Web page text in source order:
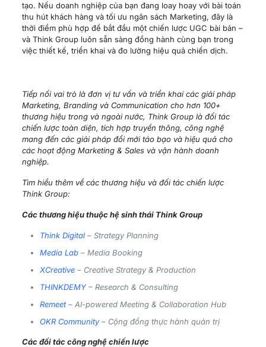
tạo. Nếu doanh nghiệp của bạn đang loay hoay với bài toán
thu hút khách hàng và tối ưu ngân sách Marketing, đây là
thời điểm phù hợp để bắt đầu một chiến lược UGC bài bản –
và Think Group luôn sẵn sàng đồng hành cùng bạn trong
việc thiết kế, triển khai và đo lường hiệu quả chiến dịch.
Tiếp nối vai trò là đơn vị tư vấn và triển khai các giải pháp
Marketing, Branding và Communication cho hơn 100+
thương hiệu trong và ngoài nước, Think Group là đối tác
chiến lược toàn diện, tích hợp truyền thông, công nghệ
mang đến các giải pháp đổi mới táo bạo và hiệu quả cho
các hoạt động Marketing & Sales và vận hành doanh
nghiệp.
Tìm hiểu thêm về các thương hiệu và đối tác chiến lược
Think Group:
Các thương hiệu thuộc hệ sinh thái Think Group
Think Digital– Strategy Planning
Media Lab– Media Booking
XCreative– Creative Strategy & Production
THINKDEMY– Research & Consulting
Remeet– AI-powered Meeting & Collaboration Hub
OKR Community– Cộng đồng thực hành quản trị
Các đối tác công nghệ chiến lược